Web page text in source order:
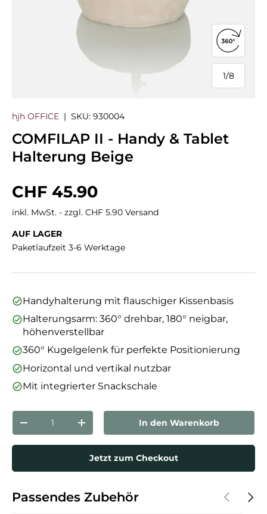
1/
von
8
360°-
hjh OFFICE | SKU: 930004
COMFILAP II - Handy & Tablet
Halterung Beige
Normaler Preis
CHF 45.90
inkl. MwSt. - zzgl. CHF 5.90 Versand
AUF LAGER
Paketlaufzeit 3-6 Werktage
Handyhalterung mit flauschiger Kissenbasis
Halterungsarm: 360° drehbar, 180° neigbar,
höhenverstellbar
360° Kugelgelenk für perfekte Positionierung
Horizontal und vertikal nutzbar
Mit integrierter Snackschale
Anzahl
Menge verringernMenge erhöhenIn den Warenkorb
Jetzt zum Checkout
Passendes Zubehör Vorherige